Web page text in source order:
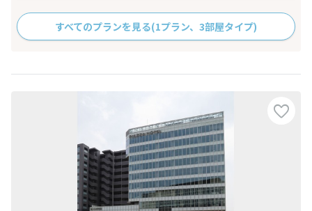
すべてのプランを見る(1プラン、3部屋タイプ)